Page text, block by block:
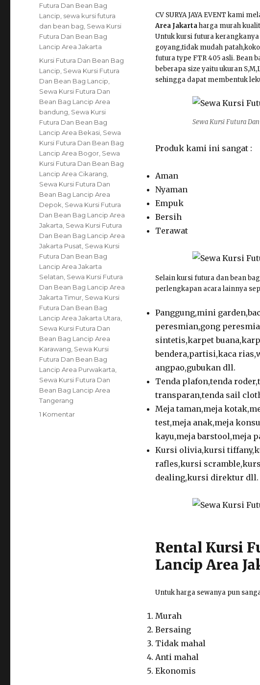
CV SURYA JAYA EVENT kami
Area Jakartaharga murah
Untuk kursi futura
goyang,tidak mudah
futura type FTR 405 asli. Bean
beberapa size yaitu ukuran
sehingga dapat membentuk
Sewa Kursi Futura
Produk kami ini sangat :
Aman
Nyaman
Empuk
Bersih
Terawat
Selain kursi futura dan bean
perlengkapan acara lainnya
Panggung,mini
peresmian,gong
sintetis,karpet
bendera,partisi,kaca
angpao,gubukan dll.
Tenda plafon,tenda
transparan,tenda sail
Meja taman,meja
test,meja anak,meja
kayu,meja barstool,meja
Kursi olivia,kursi
rafles,kursi
dealing,kursi direktur dll.
Rental Kursi
Lancip Area
Untuk harga sewanya pun
Murah
Bersaing
Tidak mahal
Anti mahal
Ekonomis
Futura Dan Bean Bag
Lancip sewa kursi futura
dan bean bag Sewa Kursi
Futura Dan Bean Bag
Lancip Area Jakarta
Tags
Kursi Futura Dan Bean Bag
Lancip Sewa Kursi Futura
Dan Bean Bag Lancip
Sewa Kursi Futura Dan
Bean Bag Lancip Area
bandung Sewa Kursi
Futura Dan Bean Bag
Lancip Area Bekasi Sewa
Kursi Futura Dan Bean Bag
Lancip Area Bogor Sewa
Kursi Futura Dan Bean Bag
Lancip Area Cikarang
Sewa Kursi Futura Dan
Bean Bag Lancip Area
Depok Sewa Kursi Futura
Dan Bean Bag Lancip Area
Jakarta Sewa Kursi Futura
Dan Bean Bag Lancip Area
Jakarta Pusat Sewa Kursi
Futura Dan Bean Bag
Lancip Area Jakarta
Selatan Sewa Kursi Futura
Dan Bean Bag Lancip Area
Jakarta Timur Sewa Kursi
Futura Dan Bean Bag
Lancip Area Jakarta Utara
Sewa Kursi Futura Dan
Bean Bag Lancip Area
Karawang Sewa Kursi
Futura Dan Bean Bag
Lancip Area Purwakarta
Sewa Kursi Futura Dan
Bean Bag Lancip Area
Tangerang
1 Komentarpada